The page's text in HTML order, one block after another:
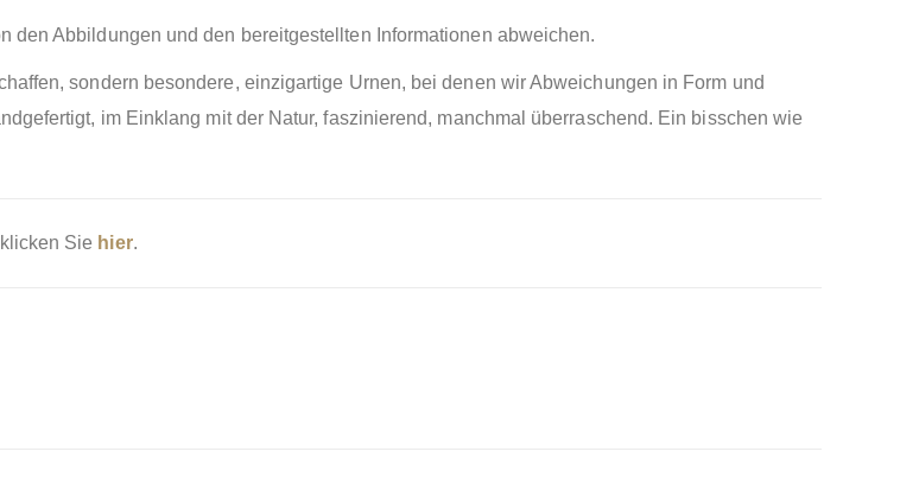
den Abbildungen und den bereitgestellten Informationen abweichen.
sondern besondere, einzigartige Urnen, bei denen wir Abweichungen in Form und
im Einklang mit der Natur, faszinierend, manchmal überraschend. Ein bisschen wie
Sie hier.